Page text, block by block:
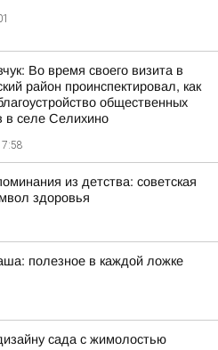
Во время своего визита в
район проинспектировал, как
общественных
в селе Селихино
из детства: советская
здоровья
полезное в каждой ложке
сада с жимолостью